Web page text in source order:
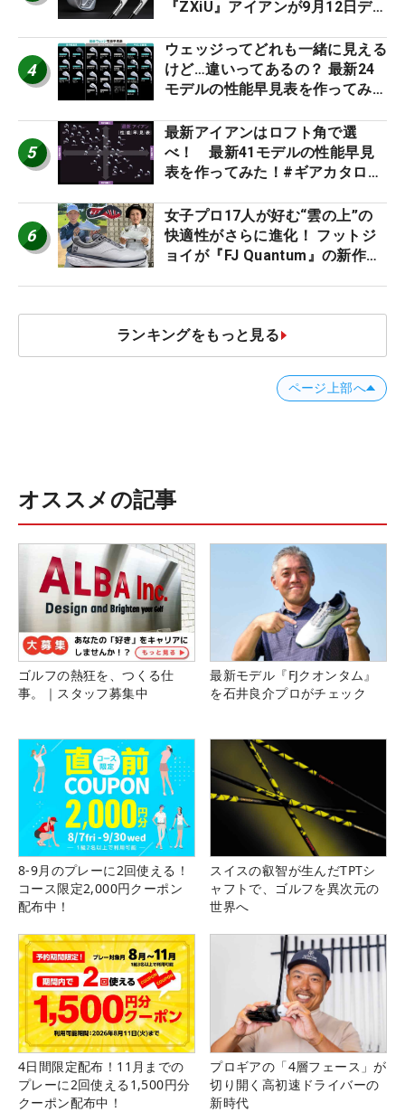
『ZXiU』アイアンが9月12日デ
4
ウェッジってどれも一緒に見える
けど…違いってあるの？ 最新24
モデルの性能早見表を作ってみ
5
最新アイアンはロフト角で選
べ！ 最新41モデルの性能早見
表を作ってみた！#ギアカタログ
6
女子プロ17人が好む“雲の上”の
快適性がさらに進化！ フットジ
ョイが『FJ Quantum』の新作を
ランキングをもっと見る
ページ上部へ
オススメの記事
ゴルフの熱狂を、つくる仕
事。｜スタッフ募集中
最新モデル『FJクオンタム』
を石井良介プロがチェック
8-9月のプレーに2回使える！
コース限定2,000円クーポン
配布中！
スイスの叡智が生んだTPTシ
ャフトで、ゴルフを異次元の
世界へ
4日間限定配布！11月までの
プレーに2回使える1,500円分
クーポン配布中！
プロギアの「4層フェース」が
切り開く高初速ドライバーの
新時代